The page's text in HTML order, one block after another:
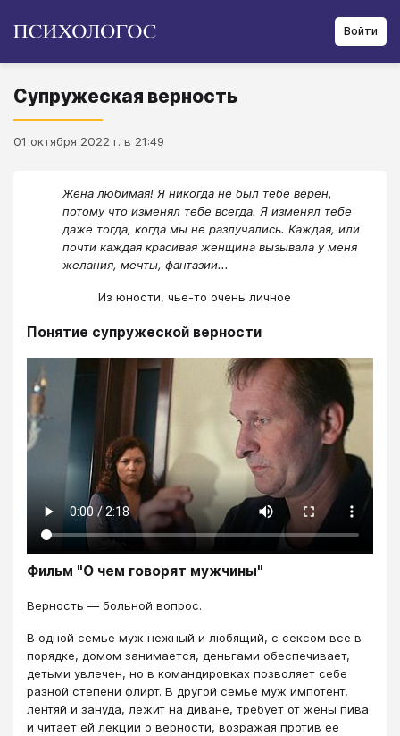
Войти
Супружеская верность
01 октября 2022 г. в 21:49
Жена любимая! Я никогда не был тебе верен,
потому что изменял тебе всегда. Я изменял тебе
даже тогда, когда мы не разлучались. Каждая, или
почти каждая красивая женщина вызывала у меня
желания, мечты, фантазии...
Из юности, чье-то очень личное
Понятие супружеской верности
Фильм "О чем говорят мужчины"
Верность — больной вопрос.
В одной семье муж нежный и любящий, с сексом все в
порядке, домом занимается, деньгами обеспечивает,
детьми увлечен, но в командировках позволяет себе
разной степени флирт. В другой семье муж импотент,
лентяй и зануда, лежит на диване, требует от жены пива
и читает ей лекции о верности, возражая против ее